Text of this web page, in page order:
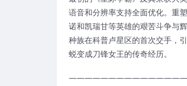
语音和分辨率支持全面优化。重
诺和凯瑞甘等英雄的艰苦斗争与
种族在科普卢星区的首次交手，
蜕变成刀锋女王的传奇经历。